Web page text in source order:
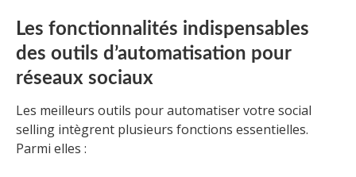
Les fonctionnalités indispensables
des outils d’automatisation pour
réseaux sociaux
Les meilleurs outils pour automatiser votre social
selling intègrent plusieurs fonctions essentielles.
Parmi elles :